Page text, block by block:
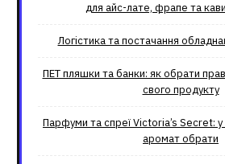
для айс-лате, фрапе та
Логістика та постачання
ПЕТ пляшки та банки: як обрати
свого продукту
Парфуми та спреї Victoria’s Secret: у
аромат обрати